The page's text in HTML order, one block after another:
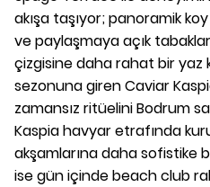
akışa taşıyor; panoramik
ve paylaşmaya açık
çizgisine daha rahat bir yaz
sezonuna giren Caviar
zamansız ritüelini Bodrum
Kaspia havyar etrafında
akşamlarına daha sofistike
ise gün içinde beach club